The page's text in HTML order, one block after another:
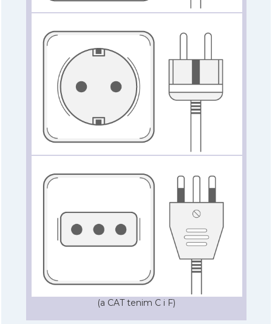
(a CAT tenim C i F)